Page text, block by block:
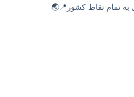
به تمام نقاط کشور📍🌏